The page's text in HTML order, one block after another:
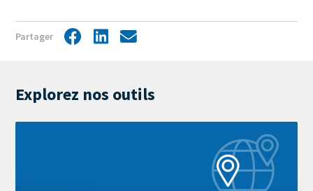
Partager FacebookLinkedIn
Share
Explorez nos outils